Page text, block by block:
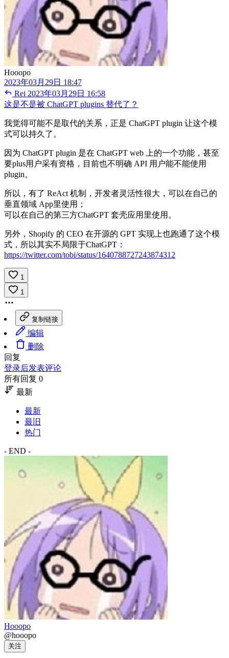
Hooopo
2023年03月29日 18:47
Rei 2023年03月29日 16:58
这是不是被 ChatGPT plugins 替代了？
我觉得可能不是取代的关系，正是 ChatGPT plugin 让这个模
式可以持久了。
因为 ChatGPT plugin 是在 ChatGPT web 上的一个功能，甚至
要plus用户采有资格，目前也不明确 API 用户能不能使用
plugin。
所以，有了 ReAct 机制，开发者灵活性很大，可以在自己的
垂直领域 App里使用；
可以在自己的第三方ChatGPT 套壳应用里使用。
另外，Shopify 的 CEO 在开源的 GPT 实现上也跑通了这个模
式，所以其实不局限于ChatGPT：
https://twitter.com/tobi/status/1640788727243874312
1
1
复制链接
编辑
删除
回复
登录后发表评论
所有回复 0
最新
最新
最旧
热门
- END -
Hooopo
@hooopo
关注